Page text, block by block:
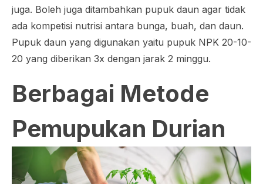
juga. Boleh juga ditambahkan pupuk daun agar tidak
ada kompetisi nutrisi antara bunga, buah, dan daun.
Pupuk daun yang digunakan yaitu pupuk NPK 20-10-
20 yang diberikan 3x dengan jarak 2 minggu.
Berbagai Metode
Pemupukan Durian